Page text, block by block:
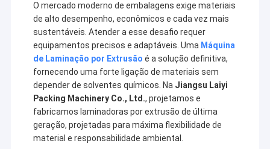
O mercado moderno de embalagens exige materiais
de alto desempenho, econômicos e cada vez mais
sustentáveis. Atender a esse desafio requer
equipamentos precisos e adaptáveis. Uma Máquina
de Laminação por Extrusão é a solução definitiva,
fornecendo uma forte ligação de materiais sem
depender de solventes químicos. Na Jiangsu Laiyi
Packing Machinery Co., Ltd., projetamos e
fabricamos laminadoras por extrusão de última
geração, projetadas para máxima flexibilidade de
material e responsabilidade ambiental.